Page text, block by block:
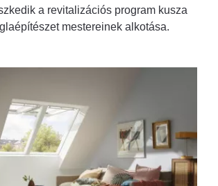
a revitalizációs program kusza
mestereinek alkotása.